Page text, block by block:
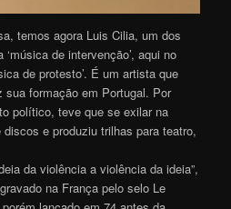
temos agora Luis Cilia, um dos
de intervenção’, aqui no
de protesto’. É um artista que
formação em Portugal. Por
político, teve que se exilar na
e produziu trilhas para teatro,
da violência a violência da ideia”,
na França pelo selo Le